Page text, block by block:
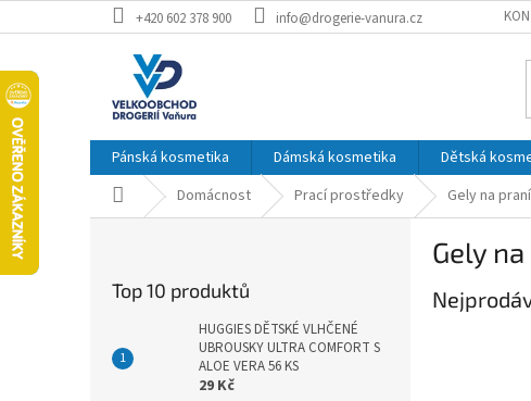
na
+420 602 378 900 info@drogerie-vanura.cz
Pánská kosmetika Dámská kosmetika Dětská
Domů Domácnost Prací prostředky Gely na praní
Top 10 produktů
HUGGIES DĚTSKÉ VLHČENÉ
UBROUSKY ULTRA COMFORT S
ALOE VERA 56 KS
29 Kč
Gely